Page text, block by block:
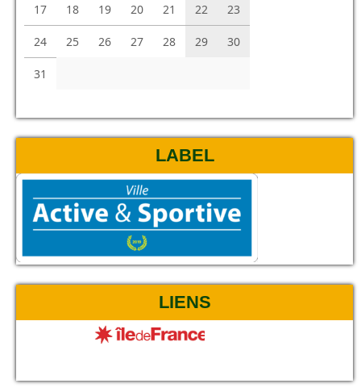
17 18 19 20 21 22 23
24 25 26 27 28 29 30
31
LABEL
LIENS